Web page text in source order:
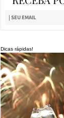
Dicas rápidas!